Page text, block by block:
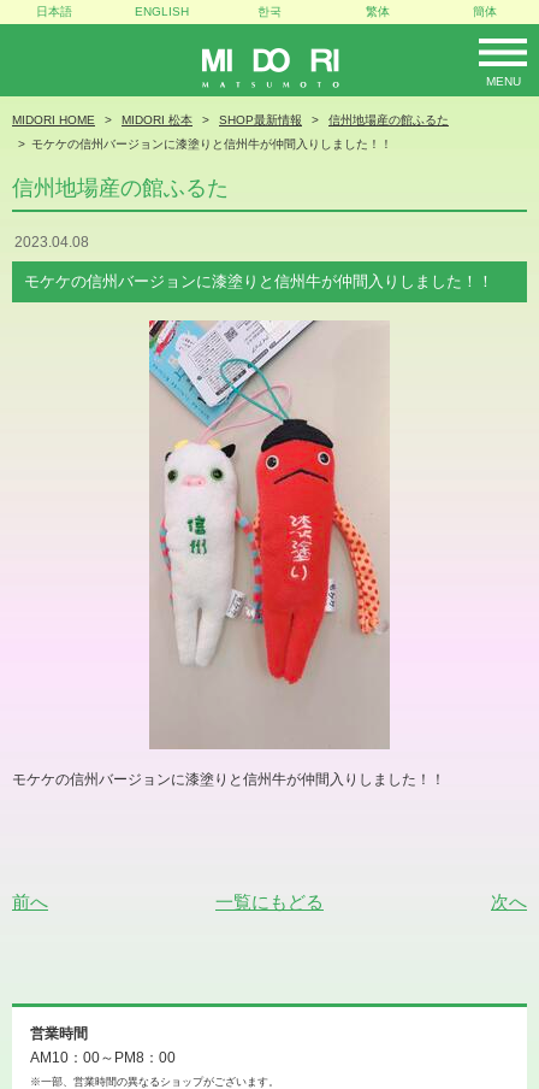
MIDORI
MENU
日本語 ENGLISH 한국 繁体 簡体
MIDORI HOME MIDORI 松本 SHOP最新情報
信州地場産の館ふるた
モケケの信州バージョンに漆塗りと信州牛が仲間入りしました！！
信州地場産の館ふるた
2023.04.08
モケケの信州バージョンに漆塗りと信州牛が仲間入りしました！！
モケケの信州バージョンに漆塗りと信州牛が仲間入りしました！！
前へ 一覧にもどる 次へ
営業時間
AM10：00～PM8：00
※一部、営業時間の異なるショップがございます。